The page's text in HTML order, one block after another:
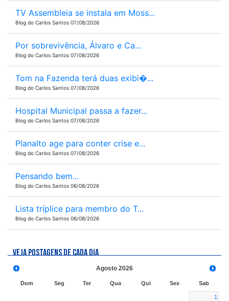
TV Assembleia se instala em Moss...
Blog do Carlos Santos 07/08/2026
Por sobrevivência, Álvaro e Ca...
Blog do Carlos Santos 07/08/2026
Tom na Fazenda terá duas exibi�...
Blog do Carlos Santos 07/08/2026
Hospital Municipal passa a fazer...
Blog do Carlos Santos 07/08/2026
Planalto age para conter crise e...
Blog do Carlos Santos 07/08/2026
Pensando bem...
Blog do Carlos Santos 06/08/2026
Lista tríplice para membro do T...
Blog do Carlos Santos 06/08/2026
VEJA POSTAGENS DE CADA DIA
Agosto 2026
Dom Seg Ter Qua Qui Sex Sab
1